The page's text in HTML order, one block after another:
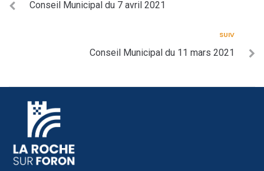
Conseil Municipal du 7 avril 2021
SUIV
Conseil Municipal du 11 mars 2021